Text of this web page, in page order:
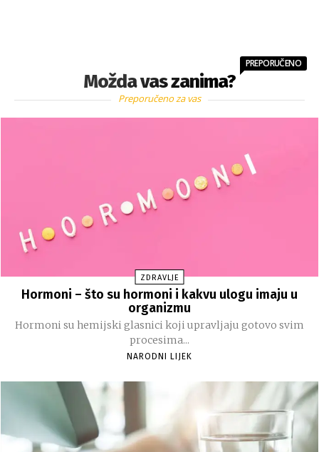
Možda vas zanima?
PREPORUČENO
Preporučeno za vas
ZDRAVLJE
Hormoni – što su hormoni i kakvu ulogu imaju u
organizmu
Hormoni su hemijski glasnici koji upravljaju gotovo svim
procesima...
NARODNI LIJEK